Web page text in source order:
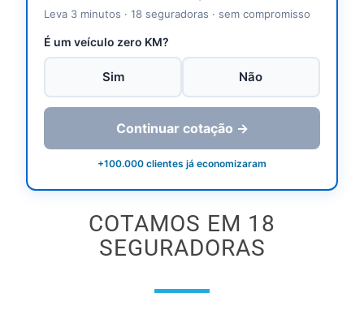
Leva 3 minutos · 18 seguradoras · sem compromisso
É um veículo zero KM?
Sim Não
Continuar cotação →
+100.000 clientes já economizaram
COTAMOS EM 18
SEGURADORAS